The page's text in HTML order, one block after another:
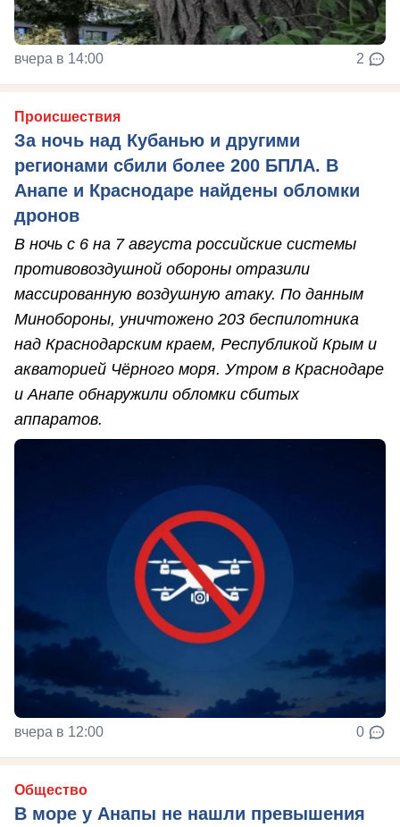
вчера в 14:00 2
Происшествия
За ночь над Кубанью и другими
регионами сбили более 200 БПЛА. В
Анапе и Краснодаре найдены обломки
дронов
В ночь с 6 на 7 августа российские системы
противовоздушной обороны отразили
массированную воздушную атаку. По данным
Минобороны, уничтожено 203 беспилотника
над Краснодарским краем, Республикой Крым и
акваторией Чёрного моря. Утром в Краснодаре
и Анапе обнаружили обломки сбитых
аппаратов.
вчера в 12:00 0
Общество
В море у Анапы не нашли превышения